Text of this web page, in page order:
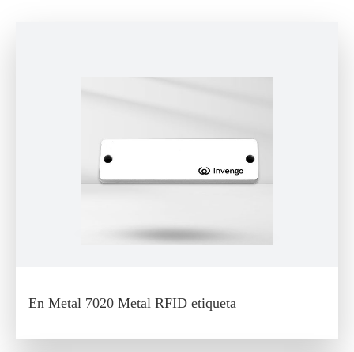
En Metal 7020 Metal RFID etiqueta